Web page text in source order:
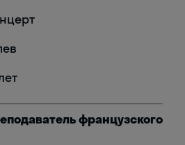
французского